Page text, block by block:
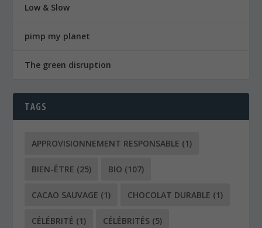
Low & Slow
pimp my planet
The green disruption
TAGS
APPROVISIONNEMENT RESPONSABLE (1)
BIEN-ÊTRE (25) BIO (107)
CACAO SAUVAGE (1) CHOCOLAT DURABLE (1)
CÉLÉBRITÉ (1) CÉLÉBRITÉS (5)